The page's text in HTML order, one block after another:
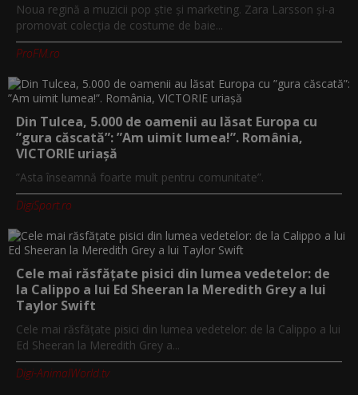
Noua regină a muzicii pop știe și marketing. Zara Larsson și-a
promovat colecția de costume de baie...
ProFM.ro
Din Tulcea, 5.000 de oamenii au lăsat Europa cu
”gura căscată”: ”Am uimit lumea!”. România,
VICTORIE uriașă
”Asta înseamnă foarte mult pentru comunitate”.
DigiSport.ro
Cele mai răsfățate pisici din lumea vedetelor: de
la Calippo a lui Ed Sheeran la Meredith Grey a lui
Taylor Swift
Cele mai răsfățate pisici din lumea vedetelor: de la Calippo a lui
Ed Sheeran la Meredith Grey a...
Digi-AnimalWorld.tv